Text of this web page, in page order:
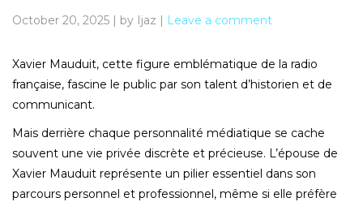
October 20, 2025 | by Ijaz | Leave a comment
Xavier Mauduit, cette figure emblématique de la radio
française, fascine le public par son talent d’historien et de
communicant.
Mais derrière chaque personnalité médiatique se cache
souvent une vie privée discrète et précieuse. L’épouse de
Xavier Mauduit représente un pilier essentiel dans son
parcours personnel et professionnel, même si elle préfère